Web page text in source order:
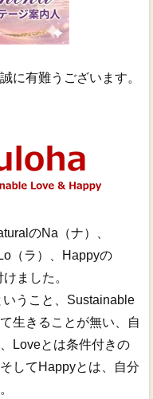
に有難うございます。
のNa（ナ）、
（ラ）、Happyの
ました。
うこと、Sustainable
生きることが無い、自
Loveとは条件付きの
してHappyとは、自分